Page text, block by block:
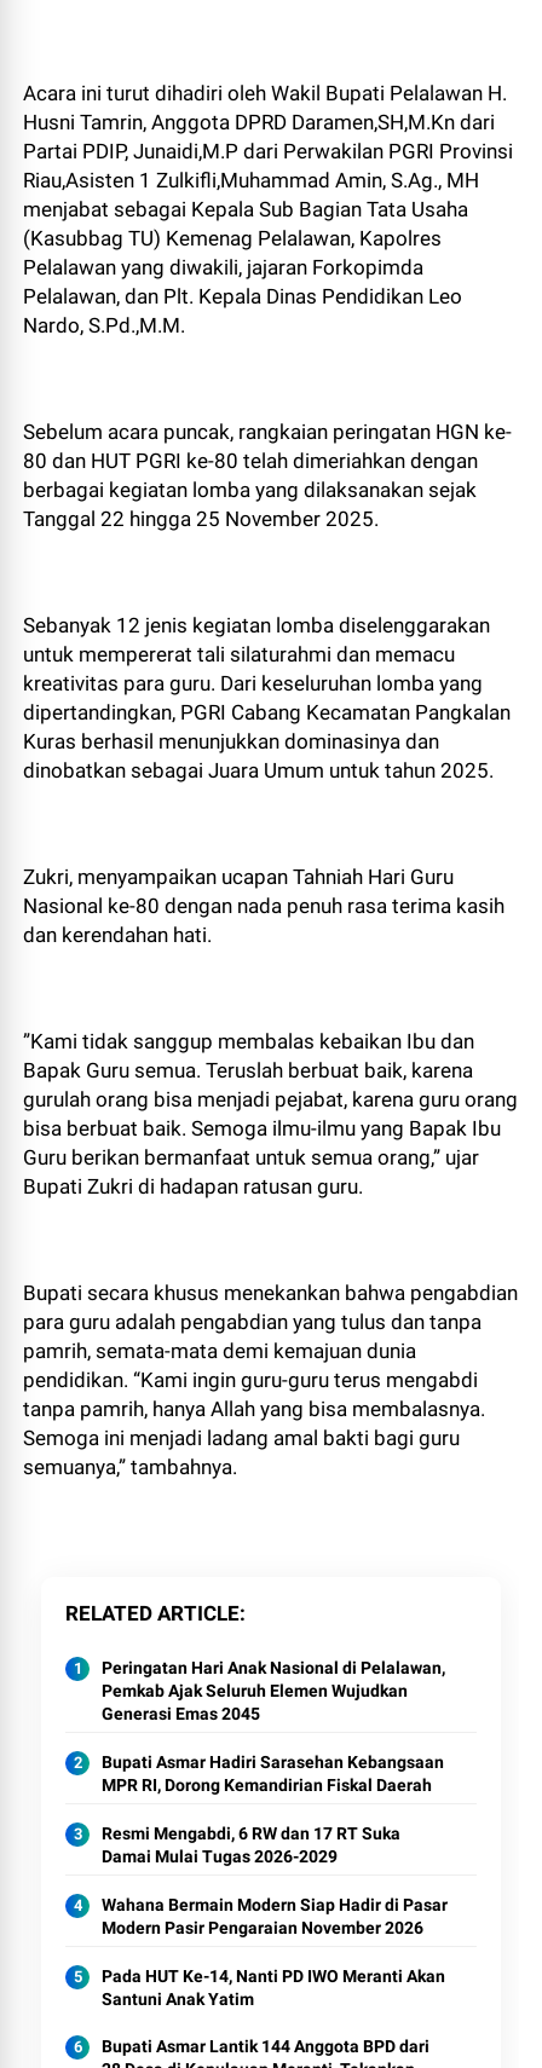
​Acara ini turut dihadiri oleh Wakil Bupati Pelalawan H.
Husni Tamrin, Anggota DPRD Daramen,SH,M.Kn dari
Partai PDIP, Junaidi,M.P dari Perwakilan PGRI Provinsi
Riau,Asisten 1 Zulkifli,Muhammad Amin, S.Ag., MH
menjabat sebagai Kepala Sub Bagian Tata Usaha
(Kasubbag TU) Kemenag Pelalawan, Kapolres
Pelalawan yang diwakili, jajaran Forkopimda
Pelalawan, dan Plt. Kepala Dinas Pendidikan Leo
Nardo, S.Pd.,M.M.
​Sebelum acara puncak, rangkaian peringatan HGN ke-
80 dan HUT PGRI ke-80 telah dimeriahkan dengan
berbagai kegiatan lomba yang dilaksanakan sejak
Tanggal 22 hingga 25 November 2025.
​Sebanyak 12 jenis kegiatan lomba diselenggarakan
untuk mempererat tali silaturahmi dan memacu
kreativitas para guru. Dari keseluruhan lomba yang
dipertandingkan, PGRI Cabang Kecamatan Pangkalan
Kuras berhasil menunjukkan dominasinya dan
dinobatkan sebagai Juara Umum untuk tahun 2025.
Zukri, menyampaikan ucapan Tahniah Hari Guru
Nasional ke-80 dengan nada penuh rasa terima kasih
dan kerendahan hati.
​”Kami tidak sanggup membalas kebaikan Ibu dan
Bapak Guru semua. Teruslah berbuat baik, karena
gurulah orang bisa menjadi pejabat, karena guru orang
bisa berbuat baik. Semoga ilmu-ilmu yang Bapak Ibu
Guru berikan bermanfaat untuk semua orang,” ujar
Bupati Zukri di hadapan ratusan guru.
​Bupati secara khusus menekankan bahwa pengabdian
para guru adalah pengabdian yang tulus dan tanpa
pamrih, semata-mata demi kemajuan dunia
pendidikan. “Kami ingin guru-guru terus mengabdi
tanpa pamrih, hanya Allah yang bisa membalasnya.
Semoga ini menjadi ladang amal bakti bagi guru
semuanya,” tambahnya.
RELATED ARTICLE
Peringatan Hari Anak Nasional di Pelalawan,
Pemkab Ajak Seluruh Elemen Wujudkan
Generasi Emas 2045
Bupati Asmar Hadiri Sarasehan Kebangsaan
MPR RI, Dorong Kemandirian Fiskal Daerah
Resmi Mengabdi, 6 RW dan 17 RT Suka
Damai Mulai Tugas 2026-2029
Wahana Bermain Modern Siap Hadir di Pasar
Modern Pasir Pengaraian November 2026
Pada HUT Ke-14, Nanti PD IWO Meranti Akan
Santuni Anak Yatim
Bupati Asmar Lantik 144 Anggota BPD dari